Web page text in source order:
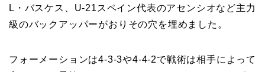
L・バスケス、U-21スペイン代表のアセンシオなど主力
級のバックアッパーがおりその穴を埋めました。
フォーメーションは4-3-3や4-4-2で戦術は相手によって